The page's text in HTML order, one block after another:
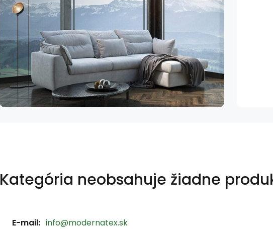
Kategória neobsahuje žiadne
E-mail: info@modernatex.sk